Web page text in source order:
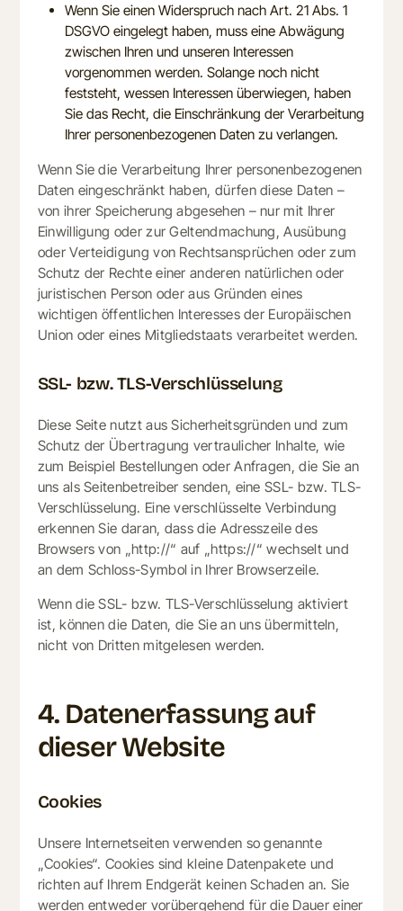
Wenn Sie einen Widerspruch nach Art. 21 Abs. 1
DSGVO eingelegt haben, muss eine Abwägung
zwischen Ihren und unseren Interessen
vorgenommen werden. Solange noch nicht
feststeht, wessen Interessen überwiegen, haben
Sie das Recht, die Einschränkung der Verarbeitung
Ihrer personenbezogenen Daten zu verlangen.
Wenn Sie die Verarbeitung Ihrer personenbezogenen
Daten eingeschränkt haben, dürfen diese Daten –
von ihrer Speicherung abgesehen – nur mit Ihrer
Einwilligung oder zur Geltendmachung, Ausübung
oder Verteidigung von Rechtsansprüchen oder zum
Schutz der Rechte einer anderen natürlichen oder
juristischen Person oder aus Gründen eines
wichtigen öffentlichen Interesses der Europäischen
Union oder eines Mitgliedstaats verarbeitet werden.
SSL- bzw. TLS-Verschlüsselung
Diese Seite nutzt aus Sicherheitsgründen und zum
Schutz der Übertragung vertraulicher Inhalte, wie
zum Beispiel Bestellungen oder Anfragen, die Sie an
uns als Seitenbetreiber senden, eine SSL- bzw. TLS-
Verschlüsselung. Eine verschlüsselte Verbindung
erkennen Sie daran, dass die Adresszeile des
Browsers von „http://“ auf „https://“ wechselt und
an dem Schloss-Symbol in Ihrer Browserzeile.
Wenn die SSL- bzw. TLS-Verschlüsselung aktiviert
ist, können die Daten, die Sie an uns übermitteln,
nicht von Dritten mitgelesen werden.
4. Datenerfassung auf
dieser Website
Cookies
Unsere Internetseiten verwenden so genannte
„Cookies“. Cookies sind kleine Datenpakete und
richten auf Ihrem Endgerät keinen Schaden an. Sie
werden entweder vorübergehend für die Dauer einer